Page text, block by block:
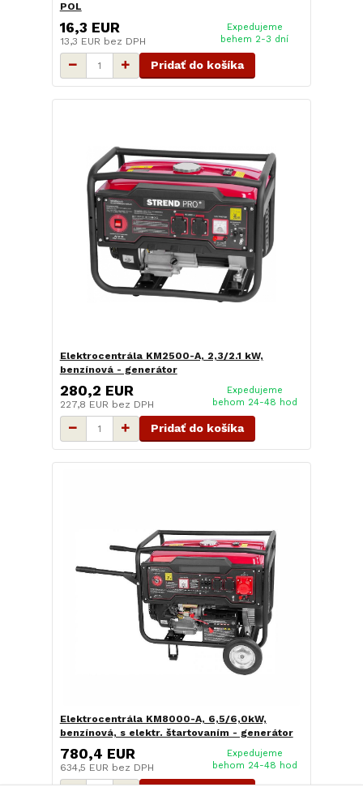
POL
16,3 EUR
13,3 EUR bez DPH
Expedujeme
behem 2-3 dní
Pridať do košíka
Elektrocentrála KM2500-A, 2,3/2.1 kW,
benzínová - generátor
280,2 EUR
227,8 EUR bez DPH
Expedujeme
behom 24-48 hod
Pridať do košíka
Elektrocentrála KM8000-A, 6,5/6,0kW,
benzínová, s elektr. štartovaním - generátor
780,4 EUR
634,5 EUR bez DPH
Expedujeme
behom 24-48 hod